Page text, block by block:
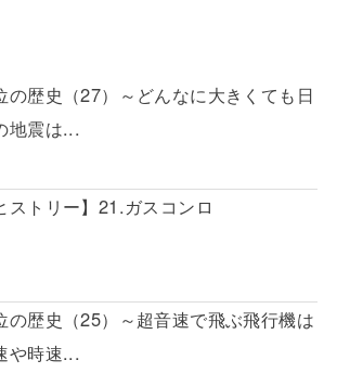
の歴史（27）～どんなに大きくても日
地震は...
ストリー】21.ガスコンロ
の歴史（25）～超音速で飛ぶ飛行機は
や時速...